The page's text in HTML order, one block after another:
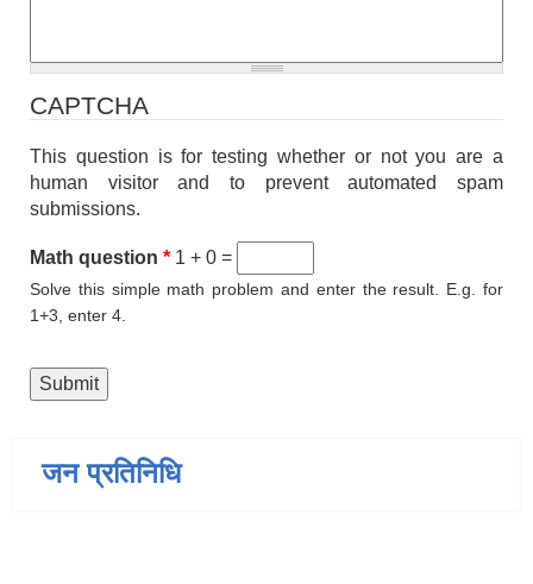
CAPTCHA
This question is for testing whether or not you are a
human visitor and to prevent automated spam
submissions.
Math question * 1 + 0 =
Solve this simple math problem and enter the result. E.g. for
1+3, enter 4.
जन प्रतिनिधि